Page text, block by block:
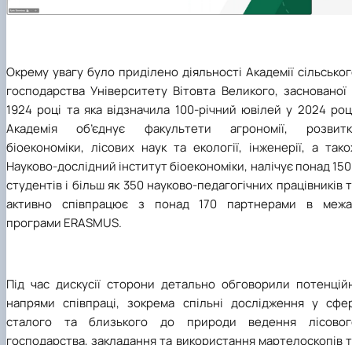
Окрему увагу було приділено діяльності Академії
господарства Університету Вітовта Великого, заснованої
1924 році та яка відзначила 100-річний ювілей у 2024
Академія об’єднує факультети агрономії,
біоекономіки, лісових наук та екології, інженерії, а
Науково-дослідний інститут біоекономіки, налічує понад
студентів і більш як 350 науково-педагогічних працівників
активно співпрацює з понад 170 партнерами в
програми ERASMUS.
Під час дискусії сторони детально обговорили
напрями співпраці, зокрема спільні дослідження у
сталого та близького до природи ведення
господарства, закладання та використання мартелоскопів